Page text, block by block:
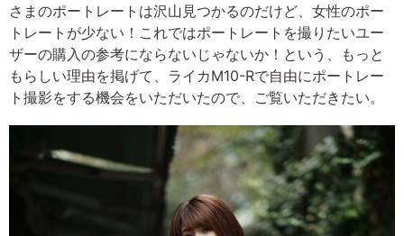
さまのポートレートは沢山見つかるのだけど、女性のポー
トレートが少ない！これではポートレートを撮りたいユー
ザーの購入の参考にならないじゃないか！という、もっと
もらしい理由を掲げて、ライカM10-Rで自由にポートレー
ト撮影をする機会をいただいたので、ご覧いただきたい。